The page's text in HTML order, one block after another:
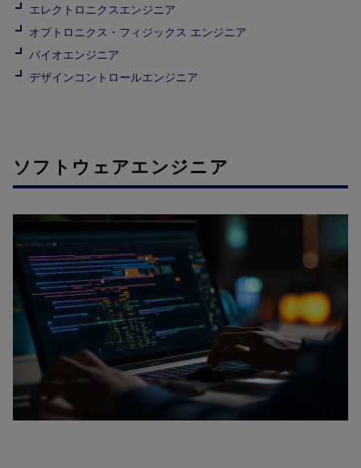
エレクトロニクスエンジニア
オプトロニクス・フィジックス エンジニア
バイオエンジニア
デザインコントロールエンジニア
ソフトウェアエンジニア